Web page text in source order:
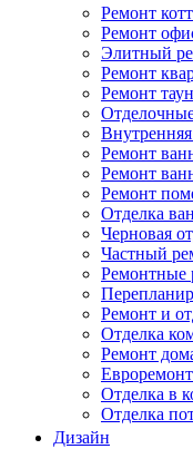
Ремонт
Ремонт
Элитный
Ремонт
Ремонт
Ремонт
Ремонт
Ремонт
Отделка
Черновая
Частный
Ремонтные
Ремонт и
Отделка
Ремонт
Отделка в
Отделка
Дизайн